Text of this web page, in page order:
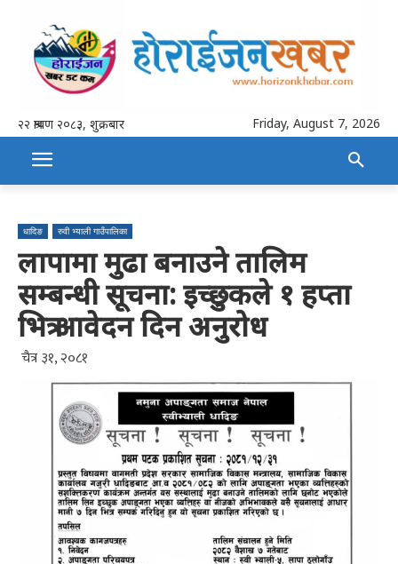
२२ श्रावण २०८३, शुक्रबार Friday, August 7, 2026
धादिङ रुवी भ्याली गाउँपालिका
लापामा मुढा बनाउने तालिम
सम्बन्धी सूचना: इच्छुकले १ हप्ता
भित्र आवेदन दिन अनुरोध
चैत्र ३१, २०८१